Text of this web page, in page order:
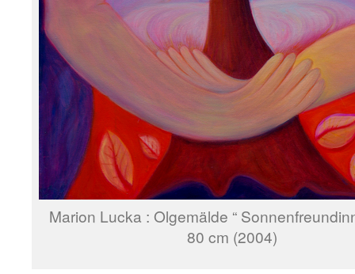
Marion Lucka : Olgemälde “
80 cm (2004)